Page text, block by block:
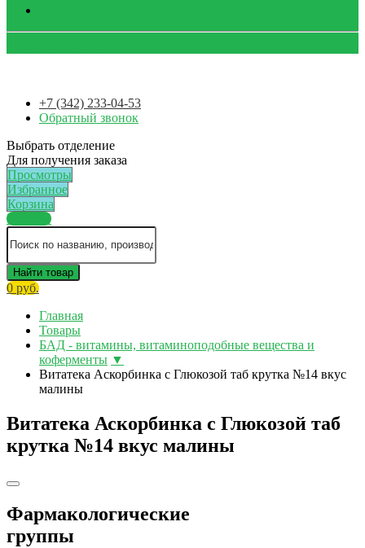
+7 (342) 233-04-53
Обратный звонок
Выбрать отделение
Для получения заказа
Просмотры
Избранное
Корзина
Каталог
Найти товар
0 руб.
Главная
Товары
БАД - витамины, витаминоподобные вещества и
коферменты ▼
Витатека Аскорбинка с Глюкозой таб крутка №14 вкус
малины
Витатека Аскорбинка с Глюкозой таб
крутка №14 вкус малины
Фармакологические
группы